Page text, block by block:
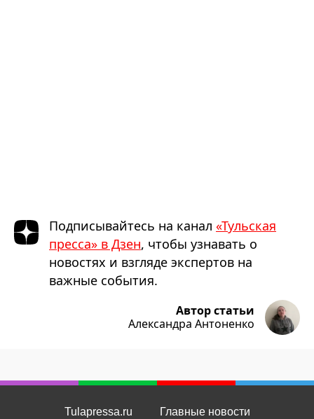
Подписывайтесь на канал «Тульская
пресса» в Дзен, чтобы узнавать о
новостях и взгляде экспертов на
важные события.
Автор статьи
Александра Антоненко
Tulapressa.ru
Главные новости